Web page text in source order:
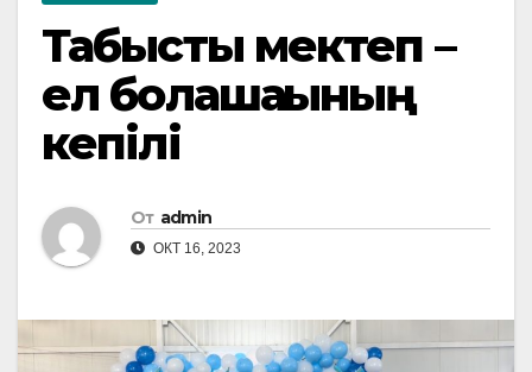
Табысты мектеп –
ел болашағының
кепілі
От admin
ОКТ 16, 2023